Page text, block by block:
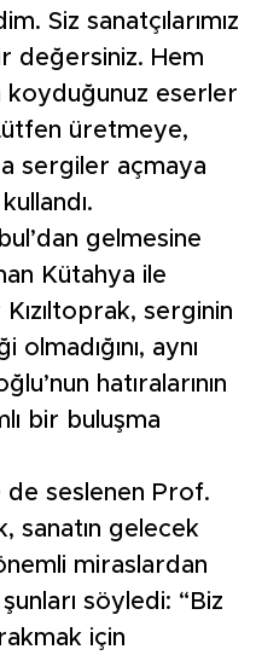
Siz sanatçılarımız
değersiniz. Hem
koyduğunuz eserler
üretmeye,
sergiler açmaya
gelmesine
Kütahya ile
serginin
aynı
hatıralarının
bir buluşma
de seslenen Prof.
sanatın gelecek
miraslardan
söyledi: “Biz
için